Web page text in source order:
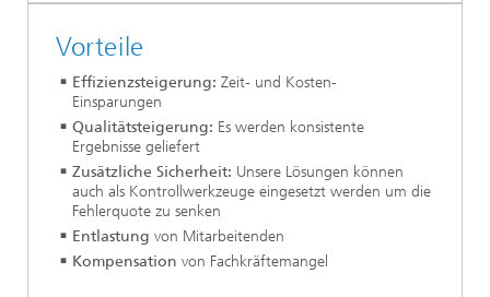
Vorteile
Effizienzsteigerung: Zeit- und Kosten-
Einsparungen
Qualitätsteigerung: Es werden konsistente
Ergebnisse geliefert
Zusätzliche Sicherheit: Unsere Lösungen können
auch als Kontrollwerkzeuge eingesetzt werden um die
Fehlerquote zu senken
Entlastung von Mitarbeitenden
Kompensation von Fachkräftemangel